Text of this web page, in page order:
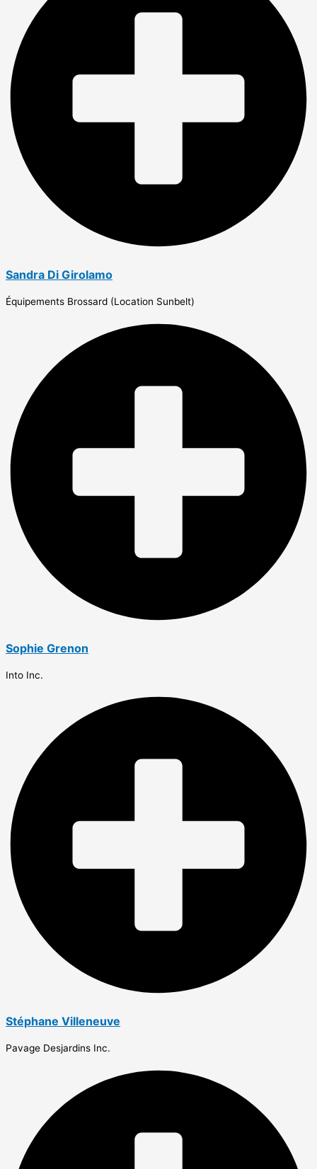
Sandra Di Girolamo
Équipements Brossard (Location Sunbelt)
Sophie Grenon
Into Inc.
Stéphane Villeneuve
Pavage Desjardins Inc.